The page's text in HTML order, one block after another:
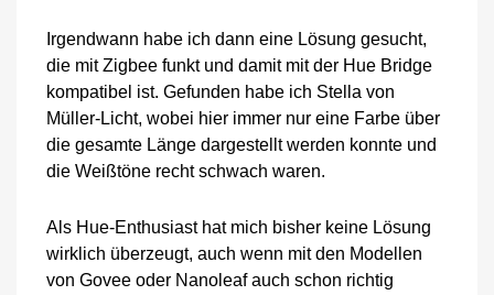
Irgendwann habe ich dann eine Lösung gesucht,
die mit Zigbee funkt und damit mit der Hue Bridge
kompatibel ist. Gefunden habe ich Stella von
Müller-Licht, wobei hier immer nur eine Farbe über
die gesamte Länge dargestellt werden konnte und
die Weißtöne recht schwach waren.
Als Hue-Enthusiast hat mich bisher keine Lösung
wirklich überzeugt, auch wenn mit den Modellen
von Govee oder Nanoleaf auch schon richtig